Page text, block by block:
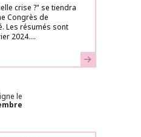
crise ?" se tiendra
Congrès de
Les résumés sont
2024....
En savoir plus
le